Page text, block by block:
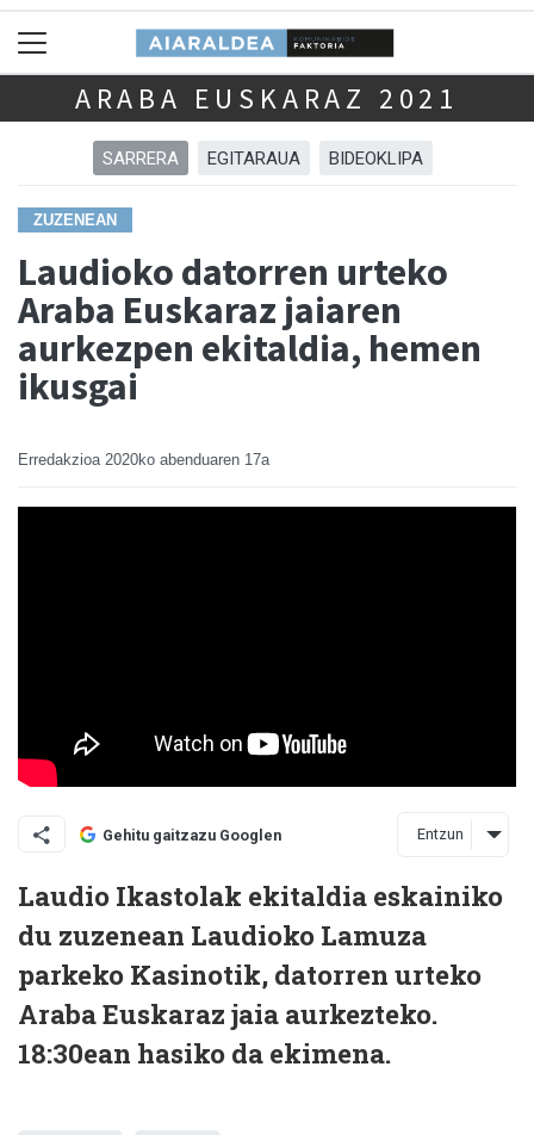
ARABA EUSKARAZ 2021
SARRERA EGITARAUA BIDEOKLIPA
ZUZENEAN
Laudioko datorren urteko
Araba Euskaraz jaiaren
aurkezpen ekitaldia, hemen
ikusgai
Erredakzioa 2020ko abenduaren 17a
Gehitu gaitzazu Googlen Entzun
Laudio Ikastolak ekitaldia eskainiko
du zuzenean Laudioko Lamuza
parkeko Kasinotik, datorren urteko
Araba Euskaraz jaia aurkezteko.
18:30ean hasiko da ekimena.